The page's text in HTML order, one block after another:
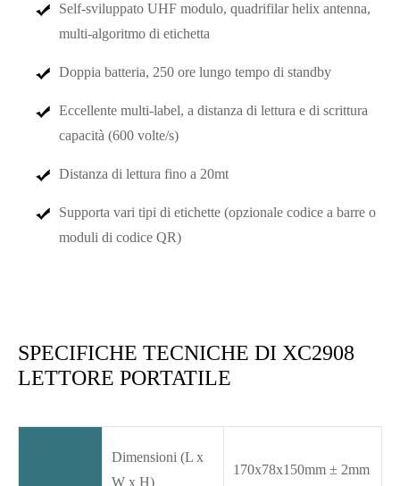
Self-sviluppato UHF modulo, quadrifilar helix antenna,
multi-algoritmo di etichetta
Doppia batteria, 250 ore lungo tempo di standby
Eccellente multi-label, a distanza di lettura e di scrittura
capacità (600 volte/s)
Distanza di lettura fino a 20mt
Supporta vari tipi di etichette (opzionale codice a barre o
moduli di codice QR)
SPECIFICHE TECNICHE DI XC2908
LETTORE PORTATILE
Dimensioni (L x
W x H)
170x78x150mm ± 2mm